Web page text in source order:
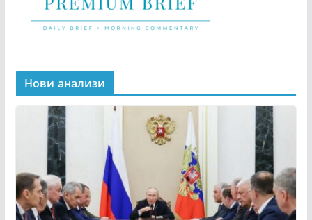
Нови анализи